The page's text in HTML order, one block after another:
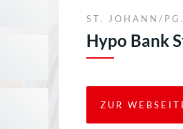
ST. JOHANN/PG.
Hypo Bank
ZUR